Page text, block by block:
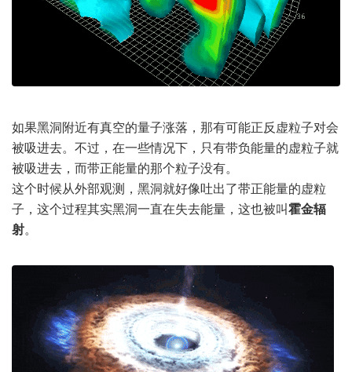
如果黑洞附近有真空的量子涨落，那有可能正反虚粒子对会
被吸进去。不过，在一些情况下，只有带负能量的虚粒子就
被吸进去，而带正能量的那个粒子没有。
这个时候从外部观测，黑洞就好像吐出了带正能量的虚粒
子，这个过程其实黑洞一直在失去能量，这也被叫霍金辐
射。